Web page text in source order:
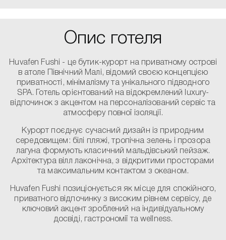
Опис готеля
Huvafen Fushi - це бутик-курорт на приватному острові
в атоле Північний Малі, відомий своєю концепцією
приватності, мінімалізму та унікального підводного
SPA. Готель орієнтований на відокремлений luxury-
відпочинок з акцентом на персоналізований сервіс та
атмосферу повної ізоляції.
Курорт поєднує сучасний дизайн із природним
середовищем: білі пляжі, тропічна зелень і прозора
лагуна формують класичний мальдівський пейзаж.
Архітектура вілл лаконічна, з відкритими просторами
та максимальним контактом з океаном.
Huvafen Fushi позиціонується як місце для спокійного,
приватного відпочинку з високим рівнем сервісу, де
ключовий акцент зроблений на індивідуальному
досвіді, гастрономії та wellness.